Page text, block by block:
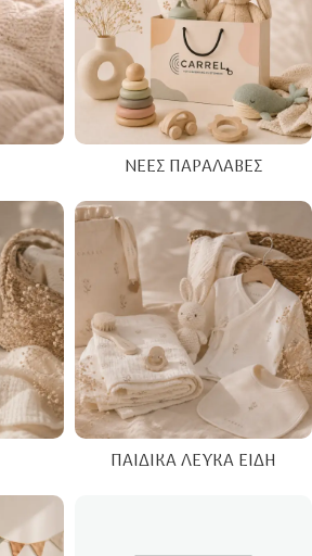
ΝΈΕΣ ΠΑΡΑΛΑΒΈΣ
ΠΑΙΔΙΚΆ ΛΕΥΚΆ ΕΊΔΗ